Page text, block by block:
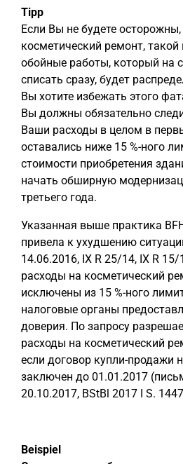
Tipp
Если Вы не будете осторожны,
косметический ремонт,
обойные работы, который на
списать сразу, будет
Вы хотите избежать этого
Вы должны обязательно
Ваши расходы в целом в
оставались ниже 15 %-ного
стоимости приобретения
начать обширную
третьего года.
Указанная выше практика
привела к ухудшению
14.06.2016, IX R 25/14, IX R
расходы на косметический
исключены из 15 %-ного
налоговые органы
доверия. По запросу
расходы на косметический
если договор купли-продажи
заключен до 01.01.2017
20.10.2017, BStBl 2017 I S.
Beispiel